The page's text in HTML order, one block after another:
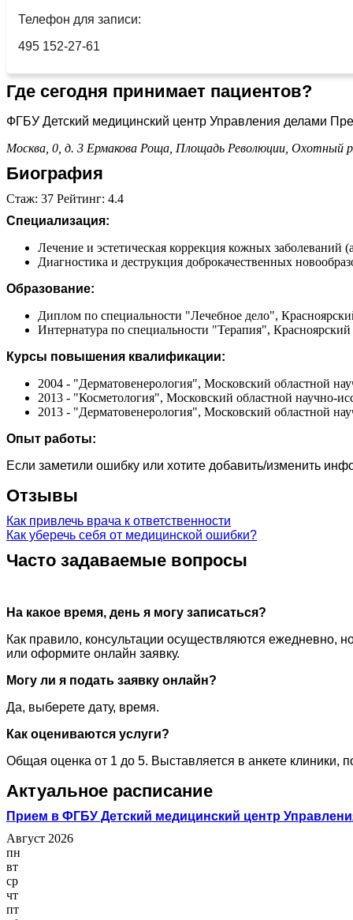
Телефон для записи:
495 152-27-61
Где сегодня принимает пациентов?
ФГБУ Детский медицинский центр Управления делами
Москва, 0, д. 3 Ермакова Роща, Площадь Революции, Охотный
Биография
Стаж: 37 Рейтинг: 4.4
Специализация:
Лечение и эстетическая коррекция кожных
Диагностика и деструкция доброкачественных
Образование:
Диплом по специальности "Лечебное дело",
Интернатура по специальности "Терапия",
Курсы повышения квалификации:
2004 - "Дерматовенерология", Московский областной
2013 - "Косметология", Московский областной научно-
2013 - "Дерматовенерология", Московский областной
Опыт работы:
Если заметили ошибку или хотите добавить/изменить
Отзывы
Как привлечь врача к ответственности
Как уберечь себя от медицинской ошибки?
Часто задаваемые вопросы
На какое время, день я могу записаться?
Как правило, консультации осуществляются ежедневно,
или оформите онлайн заявку.
Могу ли я подать заявку онлайн?
Да, выберете дату, время.
Как оцениваются услуги?
Общая оценка от 1 до 5. Выставляется в анкете клиники,
Актуальное расписание
Прием в ФГБУ Детский медицинский центр
Август 2026
пн
вт
ср
чт
пт